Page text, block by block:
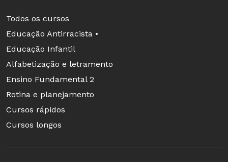
Todos os cursos
Educação Antirracista •
Educação Infantil
Alfabetização e letramento
Ensino Fundamental 2
Rotina e planejamento
Cursos rápidos
Cursos longos